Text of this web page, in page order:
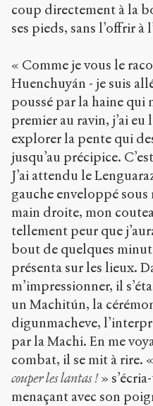
coup directement à la
ses pieds, sans l’offrir à
« Comme je vous le
Huenchuyán - je suis
poussé par la haine qui
premier au ravin, j’ai eu
explorer la pente qui
jusqu’au précipice.
J’ai attendu le
gauche enveloppé
main droite, mon
tellement peur que
bout de quelques
présenta sur les lieux.
m’impressionner, il
un Machitún, la
digunmacheve,
par la Machi. En me
combat, il se mit à rire. «
couper les lantas !»
menaçant avec son